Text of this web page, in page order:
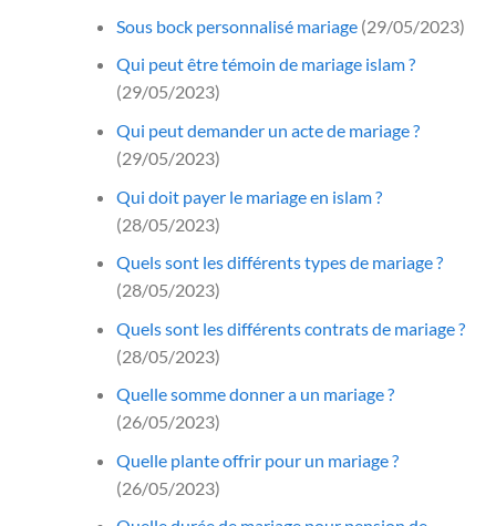
Sous bock personnalisé mariage(29/05/2023)
Qui peut être témoin de mariage islam ?
(29/05/2023)
Qui peut demander un acte de mariage ?
(29/05/2023)
Qui doit payer le mariage en islam ?
(28/05/2023)
Quels sont les différents types de mariage ?
(28/05/2023)
Quels sont les différents contrats de mariage ?
(28/05/2023)
Quelle somme donner a un mariage ?
(26/05/2023)
Quelle plante offrir pour un mariage ?
(26/05/2023)